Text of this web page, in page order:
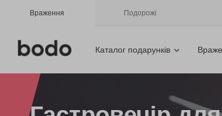
Враження Подорожі
Каталог подарунків